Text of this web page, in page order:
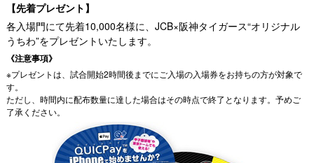
【先着プレゼント】
各入場門にて先着10,000名様に、JCB×阪神タイガース“オリジナル
うちわ”をプレゼントいたします。
《注意事項》
※プレゼントは、試合開始2時間後までにご入場の入場券をお持ちの方が対象で
す。
ただし、時間内に配布数量に達した場合はその時点で終了となります。予めご
了承ください。